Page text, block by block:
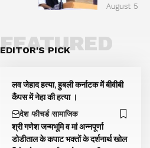
August 5,
EDITOR'S PICK
FEATURED
लव जेहाद हत्या, हुबली कर्नाटक में बीवीबी
कैंपस में नेहा की हत्या ।
देश फीचर्ड सामाजिक
श्री गणेश जन्मभूमि व मां अन्नपूर्णा
डोडीताल के कपाट भक्तों के दर्शनार्थ खोल